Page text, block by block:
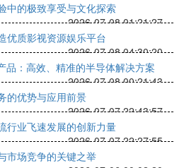
中的极致享受与文化探索
2026-07-08 01:21:27
优质影视资源娱乐平台
2026-07-08 04:30:20
品：高效、精准的半导体解决方案
2026-07-08 00:21:43
的优势与应用前景
2026-07-07 22:43:57
行业飞速发展的创新力量
2026-07-07 22:27:55
市场竞争的关键之举